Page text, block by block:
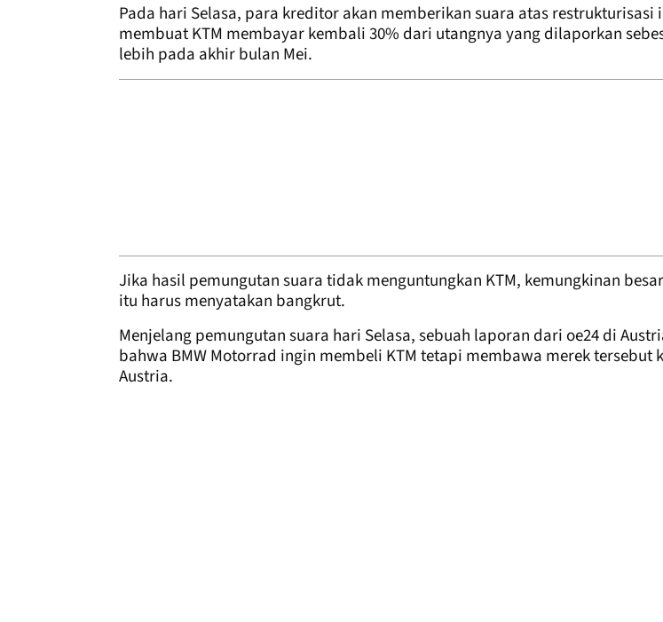
Pada hari Selasa, para kreditor akan memberikan suara atas restrukturisasi
membuat KTM membayar kembali 30% dari utangnya yang dilaporkan
lebih pada akhir bulan Mei.
Jika hasil pemungutan suara tidak menguntungkan KTM, kemungkinan
itu harus menyatakan bangkrut.
Menjelang pemungutan suara hari Selasa, sebuah laporan dari oe24 di
bahwa BMW Motorrad ingin membeli KTM tetapi membawa merek tersebut
Austria.